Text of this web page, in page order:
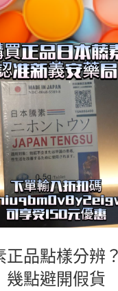
正品點樣分辨
幾點避開假貨